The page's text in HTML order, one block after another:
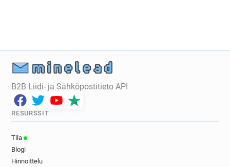
g*********@manchester.gov.uk
e******@manchester.gov.uk
k******@manchester.gov.uk
p**********@manchester.gov.uk
j*****@manchester.gov.uk
r*********@manchester.gov.uk
B2B Liidi- ja Sähköpostitieto API
RESURSSIT
Tila
Blogi
Hinnoittelu